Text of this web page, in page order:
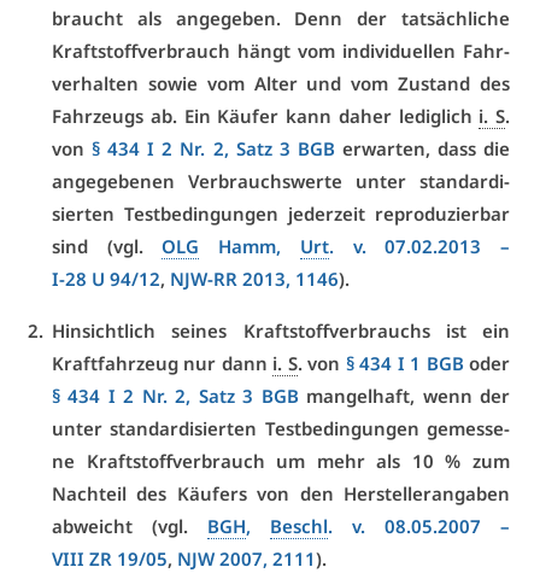
braucht als an­ge­ge­ben. Denn der tat­säch­li­che
Kraft­stoff­ver­brauch hängt vom in­di­vi­du­el­len Fahr­
ver­hal­ten so­wie vom Al­ter und vom Zu­stand des
Fahr­zeugs ab. Ein Käu­fer kann da­her le­dig­lich i. S.
von§ 434 I 2 Nr. 2, Satz 3 BGB er­war­ten, dass die
an­ge­ge­be­nen Ver­brauchs­wer­te un­ter stan­dar­di­
sier­ten Test­be­din­gun­gen je­der­zeit re­pro­du­zier­bar
sind (vgl.OLG Hamm, Urt. v. 07.02.2013 –
I-28 U 94/12, NJW-RR 2013, 1146).
Hin­sicht­lich sei­nes Kraft­stoff­ver­brauchs ist ein
Kraft­fahr­zeug nur dann i. S. von § 434 I 1 BGB oder
§ 434 I 2 Nr. 2, Satz 3 BGB man­gel­haft, wenn der
un­ter stan­dar­di­sier­ten Test­be­din­gun­gen ge­mes­se­
ne Kraft­stoff­ver­brauch um mehr als 10 % zum
Nach­teil des Käu­fers von den Her­stel­ler­an­ga­ben
ab­weicht (vgl. BGH, Beschl. v. 08.05.2007 –
VI­II ZR 19/05, NJW 2007, 2111).